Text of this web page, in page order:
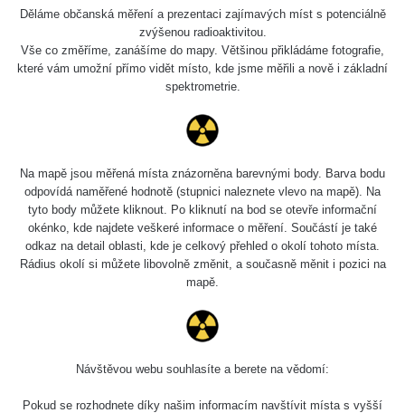
Profil: Michal
Ebenstreit
Počet publikovaných míst:
26
Počet měřených cest:35
Poslední aktivita:9. 8. 2026
Poslední přidaná místa Všechna místa >>
Děláme občanská měření a prezentaci zajímavých míst s potenciálně
zvýšenou radioaktivitou.
Vše co změříme, zanášíme do mapy. Většinou přikládáme fotografie,
které vám umožní přímo vidět místo, kde jsme měřili a nově i základní
spektrometrie.
Na mapě jsou měřená místa znázorněna barevnými body. Barva bodu
odpovídá naměřené hodnotě (stupnici naleznete vlevo na mapě). Na
tyto body můžete kliknout. Po kliknutí na bod se otevře informační
okénko, kde najdete veškeré informace o měření. Součástí je také
odkaz na detail oblasti, kde je celkový přehled o okolí tohoto místa.
Rádius okolí si můžete libovolně změnit, a současně měnit i pozici na
mapě.
Návštěvou webu souhlasíte a berete na vědomí:
Pokud se rozhodnete díky našim informacím navštívit místa s vyšší